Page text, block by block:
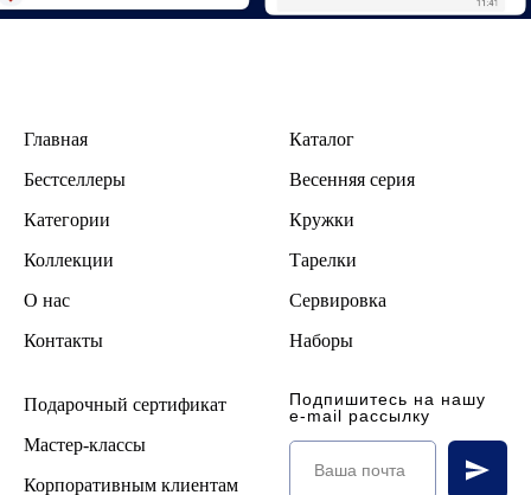
Главная
Бестселлеры
Категории
Коллекции
О нас
Контакты
Каталог
Весенняя серия
Кружки
Тарелки
Сервировка
Наборы
Подарочный сертификат
Мастер-классы
Корпоративным клиентам
Подпишитесь на нашу
e-mail рассылку